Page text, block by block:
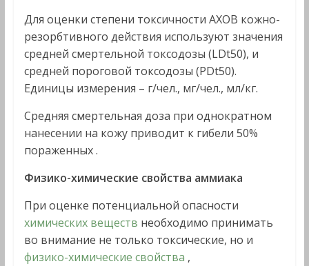
Для оценки степени токсичности АХОВ кожно-
резорбтивного действия используют значения
средней смертельной токсодозы (LDt50), и
средней пороговой токсодозы (PDt50).
Единицы измерения – г/чел., мг/чел., мл/кг.
Средняя смертельная доза при однократном
нанесении на кожу приводит к гибели 50%
пораженных .
Физико-химические свойства аммиака
При оценке потенциальной опасности
химических веществ необходимо принимать
во внимание не только токсические, но и
физико-химические свойства ,